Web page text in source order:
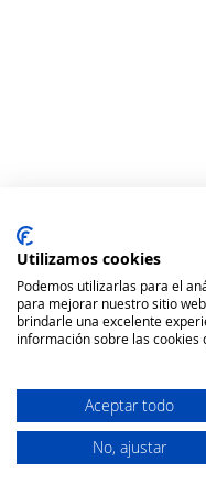
Utilizamos cookies
Podemos utilizarlas para el
para mejorar nuestro sitio
brindarle una excelente
información sobre las cookies
Aceptar todo
No, ajustar